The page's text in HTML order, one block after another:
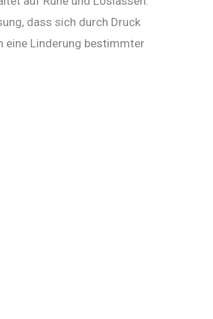
dass sich durch Druck
eine Linderung bestimmter